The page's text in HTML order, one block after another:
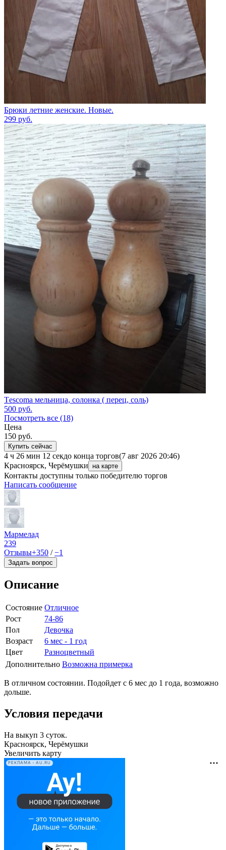
Брюки летние женские. Новые.
299 руб.
Tеscoma мельница, солонка ( перец, соль)
500 руб.
Посмотреть все (18)
Цена
150 руб.
Купить сейчас
4 ч 26 мин 12 секдо конца торгов(7 авг 2026 20:46)
Красноярск, Черёмушки
на карте
Контакты доступны только победителю торгов
Написать сообщение
Мармелад
239
Отзывы+350 /−1
Задать вопрос
Описание
Состояние Отличное
Рост
74-86
Пол
Девочка
Возраст
6 мес - 1 год
Цвет
Разноцветный
Дополнительно Возможна примерка
В отличном состоянии. Подойдет с 6 мес до 1 года, возможно
дольше.
Условия передачи
На выкуп 3 суток.
Красноярск, Черёмушки
Увеличить карту
РЕКЛАМА • AU.RU